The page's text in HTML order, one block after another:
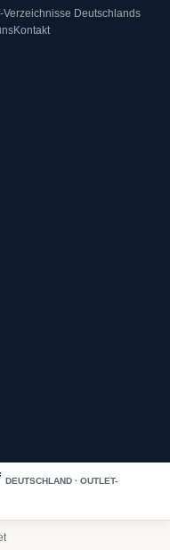
Deutschlands
Kontakt
DEUTSCHLAND · OUTLET-